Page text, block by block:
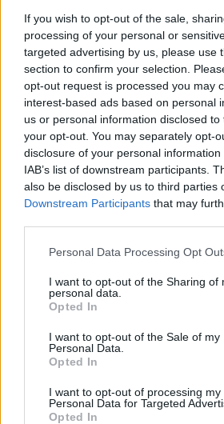
If you wish to opt-out of the sale,
processing of your personal or
targeted advertising by us, please use
section to confirm your selection.
opt-out request is processed you may
interest-based ads based on personal
us or personal information disclosed
your opt-out. You may separately opt-
disclosure of your personal
IAB’s list of downstream participants.
also be disclosed by us to third parties
Downstream Participants that may
Personal Data Processing Opt
I want to opt-out of the Sharing of
personal data.
Opted In
I want to opt-out of the Sale of my
Personal Data.
Opted In
I want to opt-out of processing my
Personal Data for Targeted
Opted In